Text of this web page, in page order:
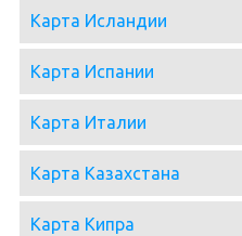
Карта Исландии
Карта Испании
Карта Италии
Карта Казахстана
Карта Кипра